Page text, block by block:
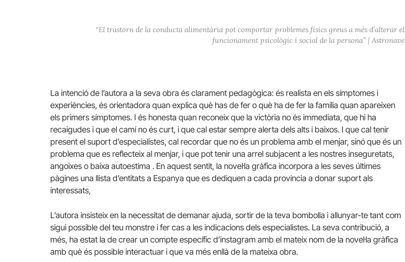
“El trastorn de la conducta alimentària pot comportar problemes físics greus a més d’alterar el
funcionament psicològic i social de la persona” | Astronave
La intenció de l’autora a la seva obra és clarament pedagògica: és realista en els símptomes i
experiències, és orientadora quan explica què has de fer o què ha de fer la família quan apareixen
els primers símptomes. I és honesta quan reconeix que la victòria no és immediata, que hi ha
recaigudes i que el camí no és curt, i que cal estar sempre alerta dels alts i baixos. I que cal tenir
present el suport d’especialistes, cal recordar que no és un problema amb el menjar, sinó que és un
problema que es reflecteix al menjar, i que pot tenir una arrel subjacent a les nostres inseguretats,
angoixes o baixa autoestima . En aquest sentit, la novel·la gràfica incorpora a les seves últimes
pàgines una llista d’entitats a Espanya que es dediquen a cada província a donar suport als
interessats,
L’autora insisteix en la necessitat de demanar ajuda, sortir de la teva bombolla i allunyar-te tant com
sigui possible del teu monstre i fer cas a les indicacions dels especialistes. La seva contribució, a
més, ha estat la de crear un compte específic d’instagram amb el mateix nom de la novel·la gràfica
amb què és possible interactuar i que va més enllà de la mateixa obra.